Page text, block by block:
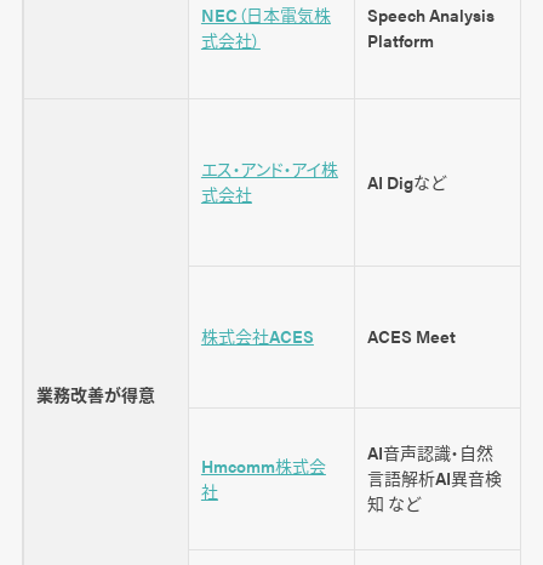
NEC（日本電気株
式会社）
Speech Analysis
Platform
業務改善が得意
エス・アンド・アイ株
式会社
AI Digなど
株式会社ACES ACES Meet
Hmcomm株式会
社
AI音声認識・自然
言語解析AI異音検
知 など